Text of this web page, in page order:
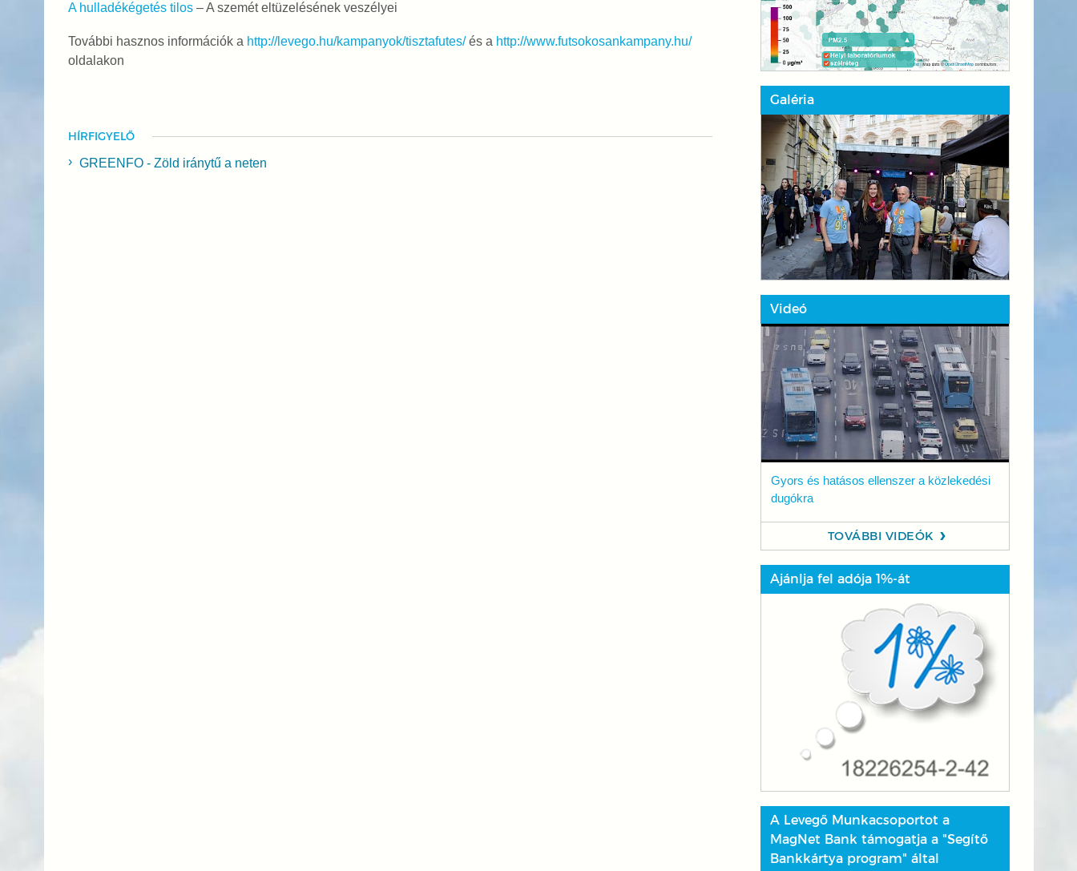
A hulladékégetés tilos– A szemét eltüzelésének veszélyei
További hasznos információk a http://levego.hu/kampanyok/tisztafutes/és a http://www.futsokosankampany.hu/
oldalakon
HÍRFIGYELŐ
GREENFO - Zöld iránytű a neten
Galéria
Videó
Gyors és hatásos ellenszer a közlekedési
dugókra
TOVÁBBI VIDEÓK
Ajánlja fel adója 1%-át
A Levegő Munkacsoportot a
MagNet Bank támogatja a "Segítő
Bankkártya program" által